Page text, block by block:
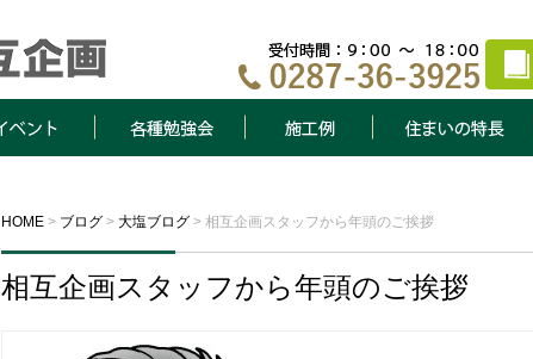
HOME > ブログ > 大塩ブログ > 相互企画スタッフから年頭のご挨拶
相互企画スタッフから年頭のご挨拶